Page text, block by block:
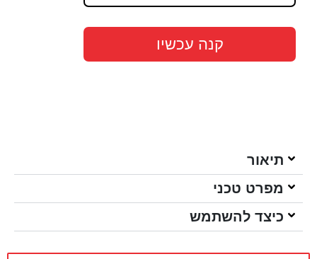
קנה עכשיו
תיאור
מפרט טכני
כיצד להשתמש